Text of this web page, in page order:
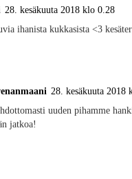
28. kesäkuuta 2018 klo 0.28
ihanista kukkasista <3
28. kesäkuuta 2018
uuden pihamme
jatkoa!